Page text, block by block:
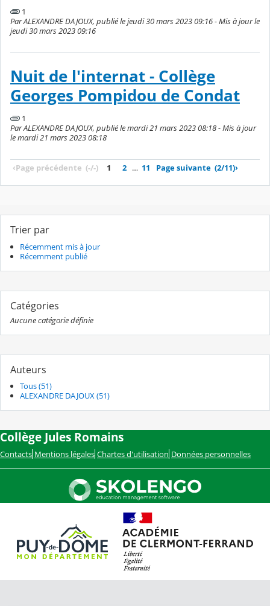
1
Par ALEXANDRE DAJOUX, publié le jeudi 30 mars 2023 09:16 - Mis à jour le
jeudi 30 mars 2023 09:16
Nuit de l'internat - Collège
Georges Pompidou de Condat
1
Par ALEXANDRE DAJOUX, publié le mardi 21 mars 2023 08:18 - Mis à jour
le mardi 21 mars 2023 08:18
‹Page précédente (-/-) 1 2 … 11 Page suivante (2/11)›
Trier par
Récemment mis à jour
Récemment publié
Catégories
Aucune catégorie définie
Auteurs
Tous (51)
ALEXANDRE DAJOUX (51)
Collège Jules Romains
Contacts Mentions légales Chartes d'utilisation Données personnelles